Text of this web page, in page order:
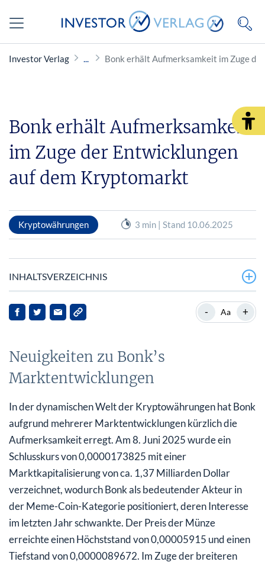
Investor Verlag Bonk erhält Aufmerksamkeit im Zuge
Bonk erhält Aufmerksamkeit
im Zuge der Entwicklungen
auf dem Kryptomarkt
Kryptowährungen 3 min | Stand 10.06.2025
INHALTSVERZEICHNIS
Neuigkeiten zu Bonk’s Marktentwicklungen
Neueste Entwicklungen und Marktreaktionen
Auswirkungen auf die Interessengruppen
Ausblick
- Aa +
Neuigkeiten zu Bonk’s
Marktentwicklungen
In der dynamischen Welt der Kryptowährungen hat Bonk
aufgrund mehrerer Marktentwicklungen kürzlich die
Aufmerksamkeit erregt. Am 8. Juni 2025 wurde ein
Schlusskurs von 0,0000173825 mit einer
Marktkapitalisierung von ca. 1,37 Milliarden Dollar
verzeichnet, wodurch Bonk als bedeutender Akteur in
der Meme-Coin-Kategorie positioniert, deren Interesse
im letzten Jahr schwankte. Der Preis der Münze
erreichte einen Höchststand von 0,00005915 und einen
Tiefstand von 0,0000089672. Im Zuge der breiteren